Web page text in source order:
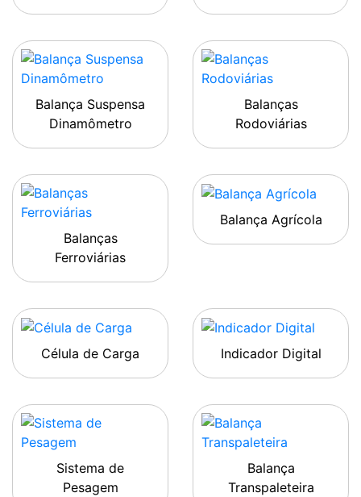
Balança Suspensa
Dinamômetro
Balanças
Rodoviárias
Balanças
Ferroviárias
Balança Agrícola
Célula de Carga Indicador Digital
Sistema de
Pesagem
Balança
Transpaleteira